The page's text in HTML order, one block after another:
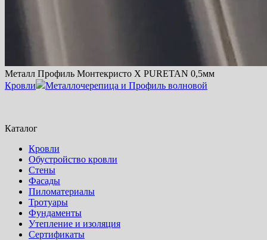
Металл Профиль Монтекристо X PURETAN 0,5мм
Кровли
Металлочерепица и Профиль волновой
Каталог
Кровли
Обустройство кровли
Стены
Фасады
Пиломатериалы
Тротуары
Фундаменты
Утепление и изоляция
Сертификаты